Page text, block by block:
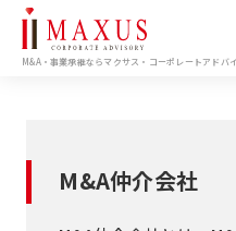
M&A・事業承継ならマクサス・コーポレートアドバ
M&A仲介会社